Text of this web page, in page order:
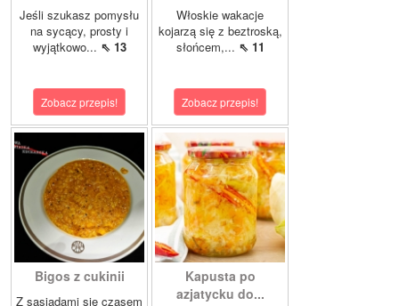
Jeśli szukasz pomysłu
na sycący, prosty i
wyjątkowo... ⇖ 13
Zobacz przepis!
Włoskie wakacje
kojarzą się z beztroską,
słońcem,... ⇖ 11
Zobacz przepis!
Bigos z cukinii
Z sąsiadami się czasem
Kapusta po
azjatycku do...